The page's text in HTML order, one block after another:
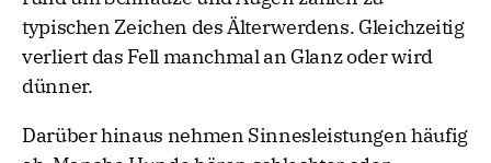
typischen Zeichen des Älterwerdens. Gleichzeitig
verliert das Fell manchmal an Glanz oder wird
dünner.
Darüber hinaus nehmen Sinnesleistungen häufig